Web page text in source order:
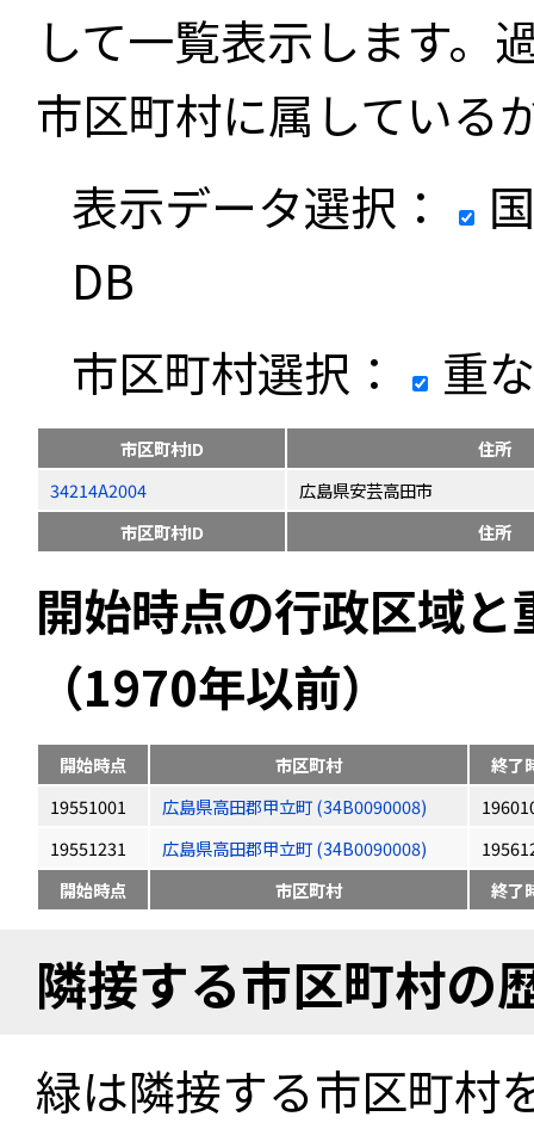
して一覧表示します。
市区町村に属している
表示データ選択：
DB
市区町村選択：
重
市区町村ID
住所
34214A2004
広島県安芸高田市
市区町村ID
住所
開始時点の行政区域
（1970年以前）
開始時点 市区町村
終了
19551001
広島県高田郡甲立町 (34B0090008)
19551231
広島県高田郡甲立町 (34B0090008)
開始時点
市区町村 終了
隣接する市区町村の
緑は隣接する市区町村